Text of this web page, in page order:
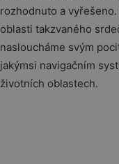
rozhodnuto a
oblasti takzvaného
nasloucháme svým
jakýmsi navigačním
životních oblastech.